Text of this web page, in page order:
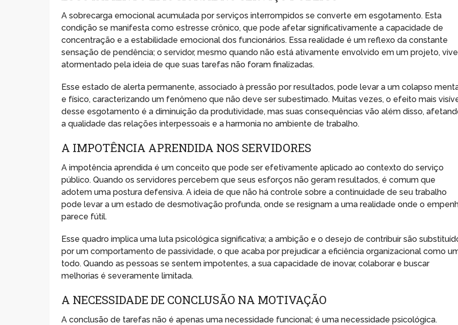
A sobrecarga emocional acumulada por serviços interrompidos se converte em esgotamento. Esta
condição se manifesta como estresse crônico, que pode afetar significativamente a capacidade de
concentração e a estabilidade emocional dos funcionários. Essa realidade é um reflexo da constante
sensação de pendência; o servidor, mesmo quando não está ativamente envolvido em um projeto, vive
atormentado pela ideia de que suas tarefas não foram finalizadas.
Esse estado de alerta permanente, associado à pressão por resultados, pode levar a um colapso
e físico, caracterizando um fenômeno que não deve ser subestimado. Muitas vezes, o efeito mais
desse esgotamento é a diminuição da produtividade, mas suas consequências vão além disso,
a qualidade das relações interpessoais e a harmonia no ambiente de trabalho.
A IMPOTÊNCIA APRENDIDA NOS SERVIDORES
A impotência aprendida é um conceito que pode ser efetivamente aplicado ao contexto do serviço
público. Quando os servidores percebem que seus esforços não geram resultados, é comum que
adotem uma postura defensiva. A ideia de que não há controle sobre a continuidade de seu trabalho
pode levar a um estado de desmotivação profunda, onde se resignam a uma realidade onde o
parece fútil.
Esse quadro implica uma luta psicológica significativa; a ambição e o desejo de contribuir são
por um comportamento de passividade, o que acaba por prejudicar a eficiência organizacional como
todo. Quando as pessoas se sentem impotentes, a sua capacidade de inovar, colaborar e buscar
melhorias é severamente limitada.
A NECESSIDADE DE CONCLUSÃO NA MOTIVAÇÃO
A conclusão de tarefas não é apenas uma necessidade funcional; é uma necessidade psicológica.